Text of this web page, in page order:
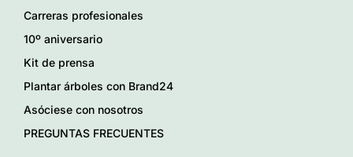
Carreras profesionales
10º aniversario
Kit de prensa
Plantar árboles con Brand24
Asóciese con nosotros
PREGUNTAS FRECUENTES